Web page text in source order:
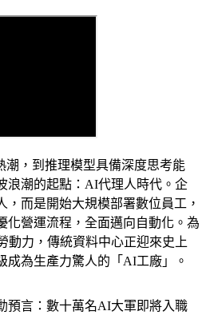
潮，到推理模型具備深度思考能
浪潮的起點：AI代理人時代。企
，而是開始大規模部署數位員工，
化營運流程，全面邁向自動化。為
動力，傳統資料中心正迎來史上
成為生產力驚人的「AI工廠」。
預言：數十萬名AI大軍即將入職